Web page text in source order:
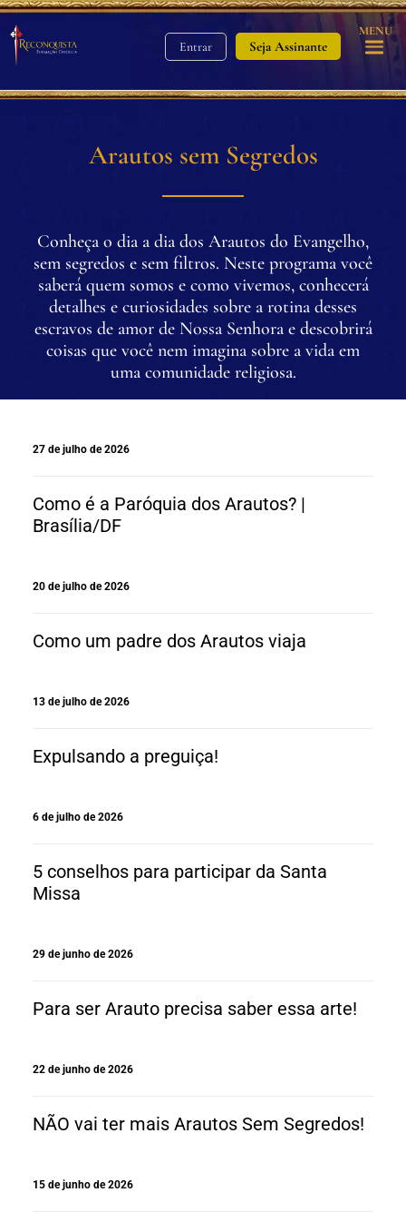
Entrar Seja Assinante
MENU
Arautos sem Segredos
Conheça o dia a dia dos Arautos do Evangelho,
sem segredos e sem filtros. Neste programa você
saberá quem somos e como vivemos, conhecerá
detalhes e curiosidades sobre a rotina desses
escravos de amor de Nossa Senhora e descobrirá
coisas que você nem imagina sobre a vida em
uma comunidade religiosa.
27 de julho de 2026
Como é a Paróquia dos Arautos? |
Brasília/DF
20 de julho de 2026
Como um padre dos Arautos viaja
13 de julho de 2026
Expulsando a preguiça!
6 de julho de 2026
5 conselhos para participar da Santa
Missa
29 de junho de 2026
Para ser Arauto precisa saber essa arte!
22 de junho de 2026
NÃO vai ter mais Arautos Sem Segredos!
15 de junho de 2026